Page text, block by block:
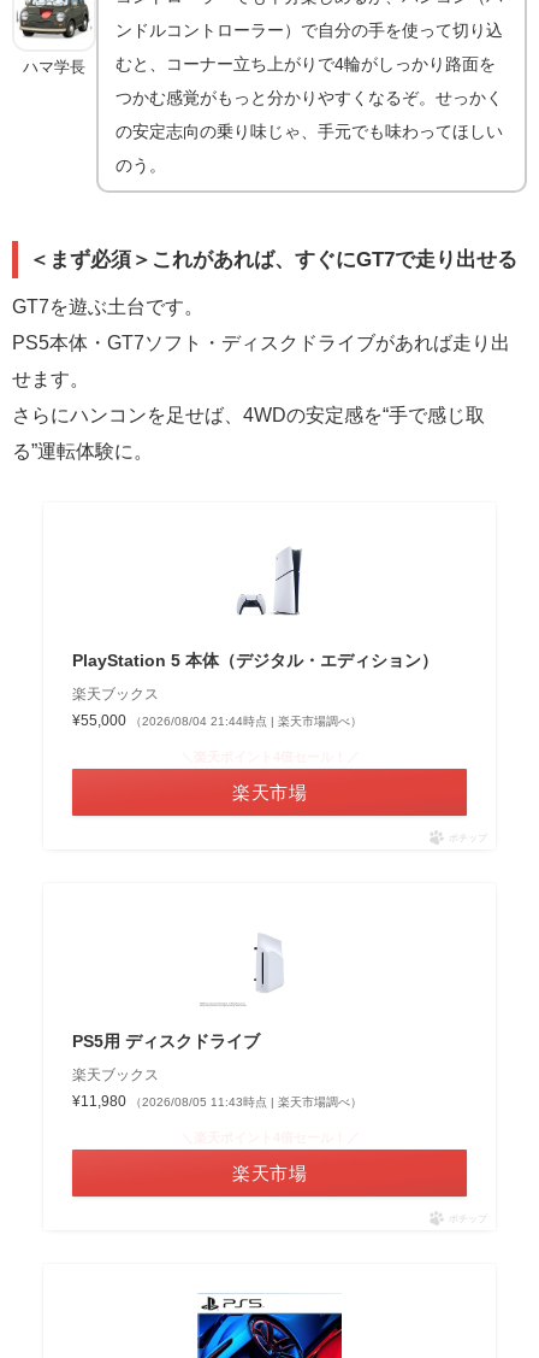
ハマ学長
ンドルコントローラー）で自分の手を使って切り込
むと、コーナー立ち上がりで4輪がしっかり路面を
つかむ感覚がもっと分かりやすくなるぞ。せっかく
の安定志向の乗り味じゃ、手元でも味わってほしい
のう。
＜まず必須＞これがあれば、すぐにGT7で走り出せる
GT7を遊ぶ土台です。
PS5本体・GT7ソフト・ディスクドライブがあれば走り出
せます。
さらにハンコンを足せば、4WDの安定感を“手で感じ取
る”運転体験に。
PlayStation 5 本体（デジタル・エディション）
楽天ブックス
¥55,000
（2026/08/04 21:44時点 | 楽天市場調べ）
楽天市場
ポチップ
PS5用 ディスクドライブ
楽天ブックス
¥11,980
（2026/08/05 11:43時点 | 楽天市場調べ）
楽天市場
ポチップ